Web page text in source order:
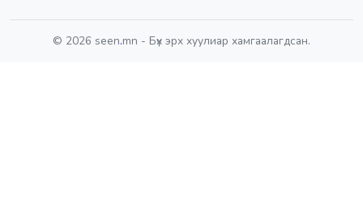
© 2026 seen.mn - Бүх эрх хуулиар хамгаалагдсан.